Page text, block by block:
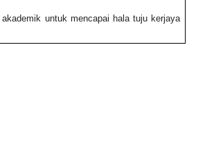
untuk mencapai hala tuju kerjaya